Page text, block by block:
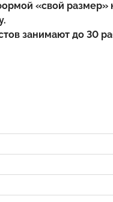
«свой размер»
занимают до 30